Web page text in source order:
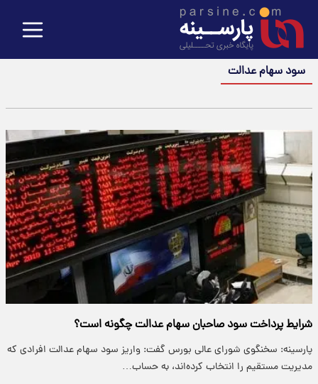
سود سهام عدالت
شرایط پرداخت سود صاحبان سهام عدالت چگونه است؟
پارسینه: سخنگوی شورای عالی بورس گفت: واریز سود سهام عدالت افرادی که
مدیریت مستقیم را انتخاب کرده‌اند، به حساب…